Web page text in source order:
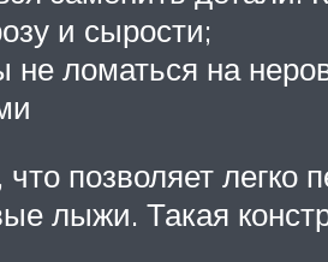
и сырости;
ломаться на
позволяет легко
лыжи. Такая